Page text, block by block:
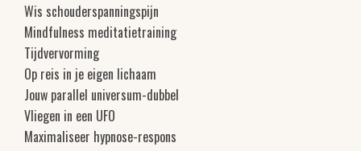
Wis schouderspanningspijn
Mindfulness meditatietraining
Tijdvervorming
Op reis in je eigen lichaam
Jouw parallel universum-dubbel
Vliegen in een UFO
Maximaliseer hypnose-respons